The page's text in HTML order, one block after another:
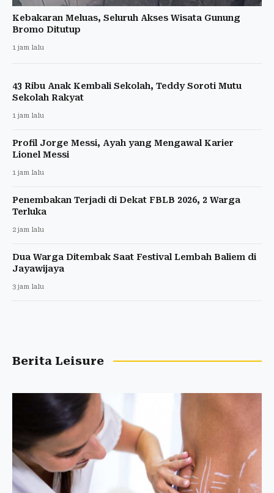
Kebakaran Meluas, Seluruh Akses Wisata Gunung
Bromo Ditutup
1 jam lalu
43 Ribu Anak Kembali Sekolah, Teddy Soroti Mutu
Sekolah Rakyat
1 jam lalu
Profil Jorge Messi, Ayah yang Mengawal Karier
Lionel Messi
1 jam lalu
Penembakan Terjadi di Dekat FBLB 2026, 2 Warga
Terluka
2 jam lalu
Dua Warga Ditembak Saat Festival Lembah Baliem di
Jayawijaya
3 jam lalu
Berita Leisure